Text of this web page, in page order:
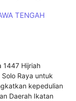
TENGAH
1447 Hijriah
Raya untuk
kepedulian
Daerah Ikatan